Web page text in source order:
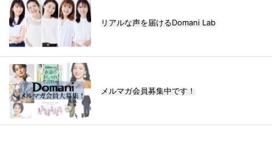
リアルな声を届けるDomani Lab
メルマガ会員募集中です！